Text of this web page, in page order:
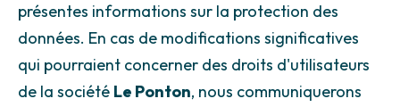
présentes informations sur la protection des
données. En cas de modifications significatives
qui pourraient concerner des droits d'utilisateurs
de la société Le Ponton, nous communiquerons